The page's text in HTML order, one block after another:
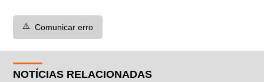
⚠️ Comunicar erro
NOTÍCIAS RELACIONADAS